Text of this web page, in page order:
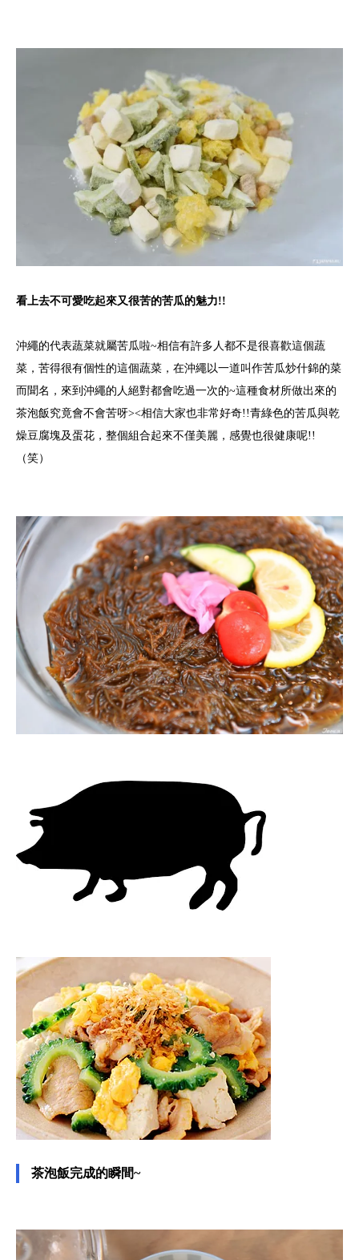
看上去不可愛吃起來又很苦的苦瓜的魅力!!
沖繩的代表蔬菜就屬苦瓜啦~相信有許多人都不是很喜歡這個蔬
菜，苦得很有個性的這個蔬菜，在沖繩以一道叫作苦瓜炒什錦的菜
而聞名，來到沖繩的人絕對都會吃過一次的~這種食材所做出來的
茶泡飯究竟會不會苦呀><相信大家也非常好奇!!青綠色的苦瓜與乾
燥豆腐塊及蛋花，整個組合起來不僅美麗，感覺也很健康呢!!
（笑）
茶泡飯完成的瞬間~